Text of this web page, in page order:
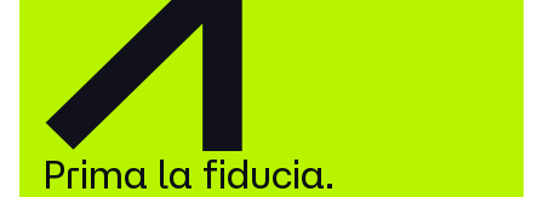
Prima la fiducia.